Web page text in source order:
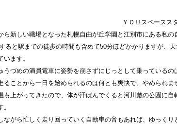
ＹＯＵスペース
新しい職場となった札幌自由が丘学園と江別市にある私の
ると駅までの徒歩の時間も含めて50分ほどかかりますが、
います。
づめの満員電車に姿勢を崩さずにじっとして乗っているの
ることから一日を始められるのは何とも爽快で、やめられま
上がってきたので、体が汗ばんでくると河川敷の公園に自
がら忙しく走り回っていく自動車の音もあれば、ゆっく